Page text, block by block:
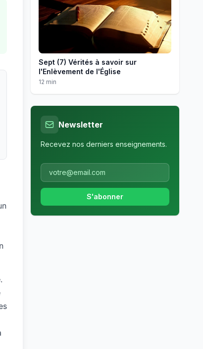
Sept (7) Vérités à savoir sur
l'Enlèvement de l'Église
12 min
Newsletter
Recevez nos derniers enseignements.
S'abonner